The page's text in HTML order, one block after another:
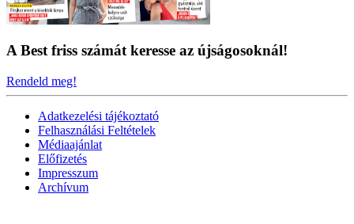
A Best friss számát keresse az újságosoknál!
Rendeld meg!
Adatkezelési tájékoztató
Felhasználási Feltételek
Médiaajánlat
Előfizetés
Impresszum
Archívum